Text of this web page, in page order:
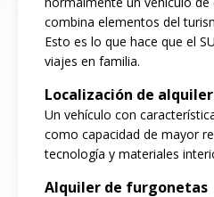
combina elementos del
Esto es lo que hace que el
viajes en familia.
Localización de
Un vehículo con
como capacidad de mayor
tecnología y materiales
Alquiler de furgonetas